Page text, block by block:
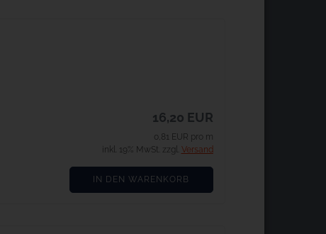
16,20 EUR
0,81 EUR pro m
inkl. 19% MwSt. zzgl. Versand
IN DEN WARENKORB